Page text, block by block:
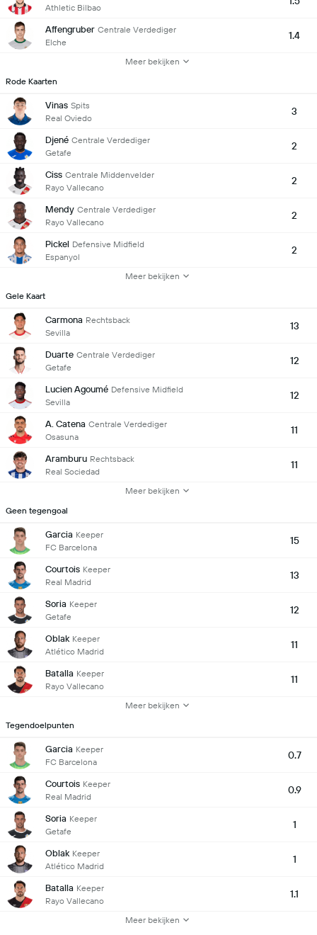
Athletic Bilbao
Affengruber Centrale Verdediger
Elche
1.4
Meer bekijken
Rode Kaarten
Vinas Spits
Real Oviedo
3
Djené Centrale Verdediger
Getafe
2
Ciss Centrale Middenvelder
Rayo Vallecano
2
Mendy Centrale Verdediger
Rayo Vallecano
2
Pickel Defensive Midfield
Espanyol
2
Meer bekijken
Gele Kaart
Carmona Rechtsback
Sevilla
13
Duarte Centrale Verdediger
Getafe
12
Lucien Agoumé Defensive Midfield
Sevilla
12
A. Catena Centrale Verdediger
Osasuna
11
Aramburu Rechtsback
Real Sociedad
11
Meer bekijken
Geen tegengoal
Garcia Keeper
FC Barcelona
15
Courtois Keeper
Real Madrid
13
Soria Keeper
Getafe
12
Oblak Keeper
Atlético Madrid
11
Batalla Keeper
Rayo Vallecano
11
Meer bekijken
Tegendoelpunten
Garcia Keeper
FC Barcelona
0.7
Courtois Keeper
Real Madrid
0.9
Soria Keeper
Getafe
1
Oblak Keeper
Atlético Madrid
1
Batalla Keeper
Rayo Vallecano
1.1
Meer bekijken